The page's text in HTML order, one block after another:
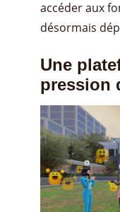
accéder aux
désormais
Une
pression